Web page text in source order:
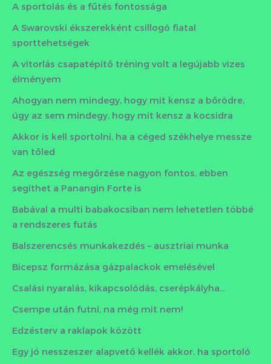
A sportolás és a fűtés fontossága
A Swarovski ékszerekként csillogó fiatal
sporttehetségek
A vitorlás csapatépítő tréning volt a legújabb vizes
élményem
Ahogyan nem mindegy, hogy mit kensz a bőrödre,
úgy az sem mindegy, hogy mit kensz a kocsidra
Akkor is kell sportolni, ha a céged székhelye messze
van tőled
Az egészség megőrzése nagyon fontos, ebben
segíthet a Panangin Forte is
Babával a multi babakocsiban nem lehetetlen többé
a rendszeres futás
Balszerencsés munkakezdés – ausztriai munka
Bicepsz formázása gázpalackok emelésével
Csalási nyaralás, kikapcsolódás, cserépkályha…
Csempe után futni, na még mit nem!
Edzésterv a raklapok között
Egy jó nesszeszer alapvető kellék akkor, ha sportoló